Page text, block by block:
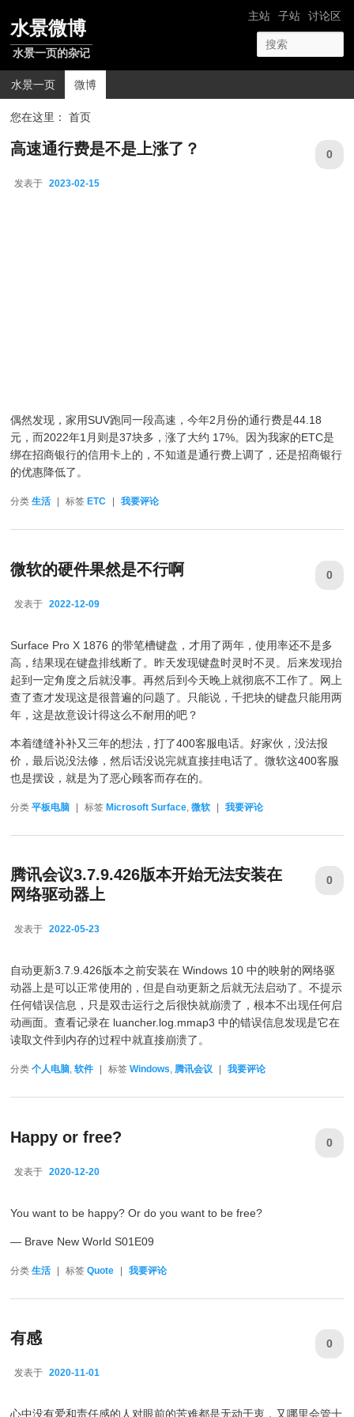
网站导航
主站 子站 讨论区
水景微博
水景一页的杂记
主菜单
水景一页 微博
您在这里： 首页
高速通行费是不是上涨了？
发表于 2023-02-15
0
偶然发现，家用SUV跑同一段高速，今年2月份的通行费是44.18
元，而2022年1月则是37块多，涨了大约 17%。因为我家的ETC是
绑在招商银行的信用卡上的，不知道是通行费上调了，还是招商银行
的优惠降低了。
分类 生活 标签 ETC 我要评论
微软的硬件果然是不行啊
发表于 2022-12-09
0
Surface Pro X 1876 的带笔槽键盘，才用了两年，使用率还不是多
高，结果现在键盘排线断了。昨天发现键盘时灵时不灵。后来发现抬
起到一定角度之后就没事。再然后到今天晚上就彻底不工作了。网上
查了查才发现这是很普遍的问题了。只能说，千把块的键盘只能用两
年，这是故意设计得这么不耐用的吧？
本着缝缝补补又三年的想法，打了400客服电话。好家伙，没法报
价，最后说没法修，然后话没说完就直接挂电话了。微软这400客服
也是摆设，就是为了恶心顾客而存在的。
分类 平板电脑 | 标签 Microsoft Surface,微软 | 我要评论
腾讯会议3.7.9.426版本开始无法安装在
网络驱动器上
发表于 2022-05-23
0
自动更新3.7.9.426版本之前安装在 Windows 10 中的映射的网络驱
动器上是可以正常使用的，但是自动更新之后就无法启动了。不提示
任何错误信息，只是双击运行之后很快就崩溃了，根本不出现任何启
动画面。查看记录在 luancher.log.mmap3 中的错误信息发现是它在
读取文件到内存的过程中就直接崩溃了。
分类 个人电脑,软件 标签 Windows,腾讯会议 我要评论
Happy or free?
发表于 2020-12-20
0
You want to be happy? Or do you want to be free?
— Brave New World S01E09
分类 生活 | 标签 Quote | 我要评论
有感
发表于 2020-11-01
0
心中没有爱和责任感的人对眼前的苦难都是无动于衷，又哪里会管十